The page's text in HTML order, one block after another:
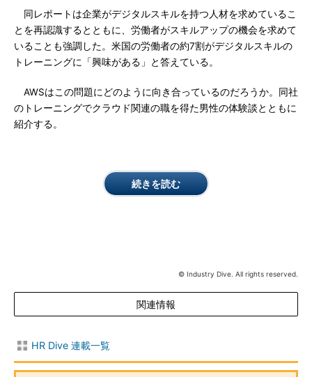
同レポートは企業がデジタルスキルを持つ人材を求めているこ
とを再認識するとともに、労働者がスキルアップの機会を求めて
いることも強調した。米国の労働者の約7割がデジタルスキルの
トレーニングに「興味がある」と答えている。
AWSはこの問題にどのように向き合っているのだろうか。同社
のトレーニングでクラウド関連の職を得た男性の体験談とともに
紹介する。
続きを読む
© Industry Dive. All rights reserved.
関連情報
HR Dive 連載一覧